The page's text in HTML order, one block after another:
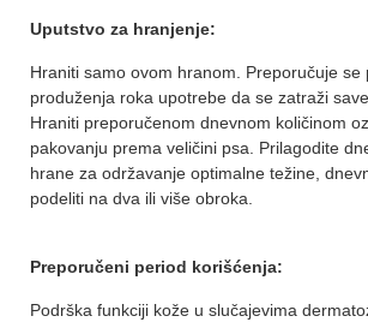
Uputstvo za hranjenje:
Hraniti samo ovom hranom. Preporučuje se
produženja roka upotrebe da se zatraži
Hraniti preporučenom dnevnom količinom
pakovanju prema veličini psa. Prilagodite
hrane za održavanje optimalne težine,
podeliti na dva ili više obroka.
Preporučeni period korišćenja:
Podrška funkciji kože u slučajevima